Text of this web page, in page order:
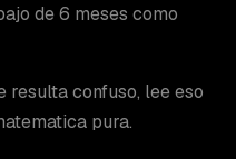
de 6 meses como
resulta confuso, lee eso
pura.